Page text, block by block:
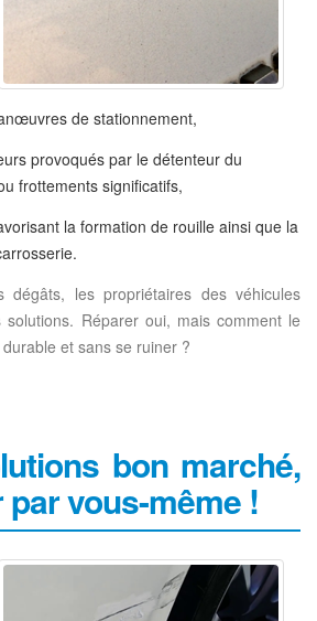
de stationnement,
provoqués par le détenteur du
frottements significatifs,
la formation de rouille ainsi que la
dégâts, les propriétaires des véhicules
Réparer oui, mais comment le
et sans se ruiner ?
bon marché,
vous-même !